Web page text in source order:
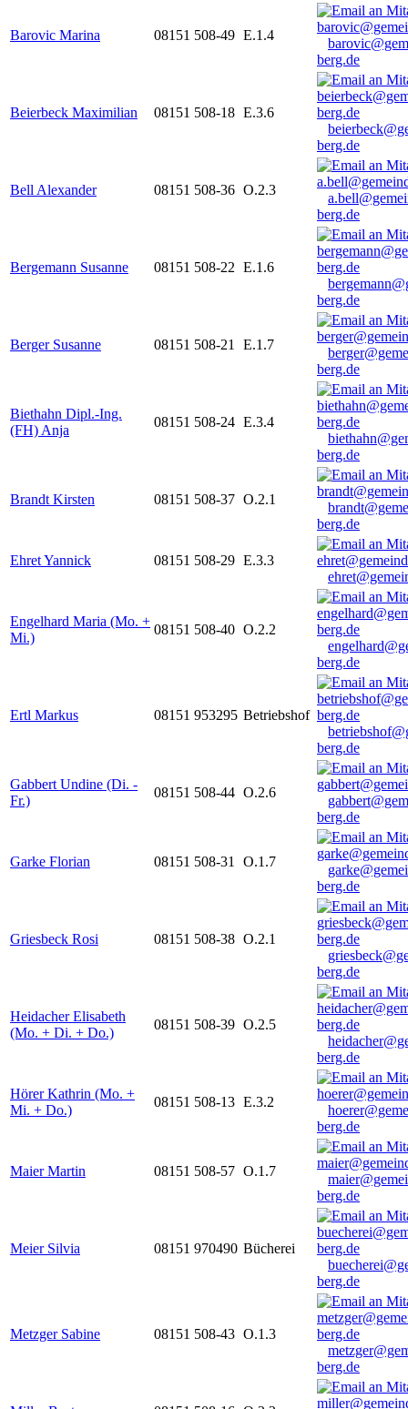
Barovic Marina 08151 508-49 E.1.4
berg.de
Beierbeck Maximilian 08151 508-18 E.3.6
berg.de
Bell Alexander 08151 508-36 O.2.3
berg.de
Bergemann Susanne 08151 508-22 E.1.6
berg.de
Berger Susanne 08151 508-21 E.1.7
berg.de
Biethahn Dipl.-Ing.
(FH) Anja
08151 508-24 E.3.4
berg.de
Brandt Kirsten 08151 508-37 O.2.1
berg.de
Ehret Yannick 08151 508-29 E.3.3
Engelhard Maria (Mo. +
Mi.)
08151 508-40 O.2.2
berg.de
Ertl Markus 08151 953295 Betriebshof
berg.de
Gabbert Undine (Di. -
Fr.)
08151 508-44 O.2.6
berg.de
Garke Florian 08151 508-31 O.1.7
berg.de
Griesbeck Rosi 08151 508-38 O.2.1
berg.de
Heidacher Elisabeth
(Mo. + Di. + Do.)
08151 508-39 O.2.5
berg.de
Hörer Kathrin (Mo. +
Mi. + Do.)
08151 508-13 E.3.2
berg.de
Maier Martin 08151 508-57 O.1.7
berg.de
Meier Silvia 08151 970490 Bücherei
berg.de
Metzger Sabine 08151 508-43 O.1.3
berg.de